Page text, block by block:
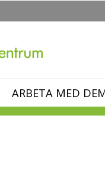
ARBETA MED